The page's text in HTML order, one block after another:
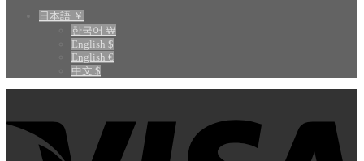
日本語 ￥
한국어 ￦
English $
English €
中文 $